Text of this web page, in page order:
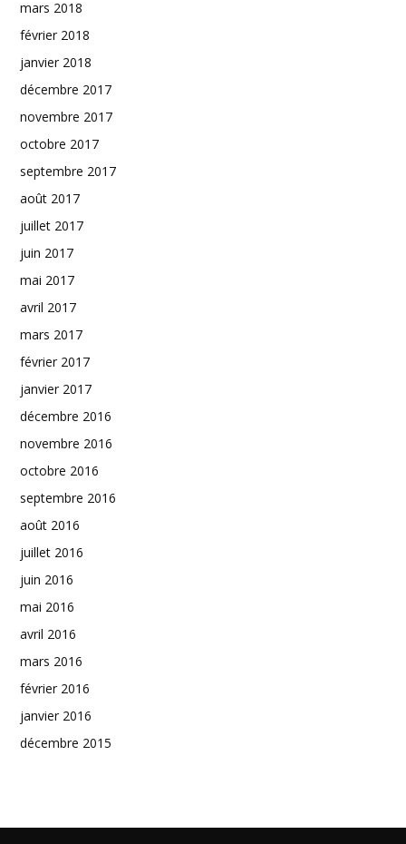
mars 2018
février 2018
janvier 2018
décembre 2017
novembre 2017
octobre 2017
septembre 2017
août 2017
juillet 2017
juin 2017
mai 2017
avril 2017
mars 2017
février 2017
janvier 2017
décembre 2016
novembre 2016
octobre 2016
septembre 2016
août 2016
juillet 2016
juin 2016
mai 2016
avril 2016
mars 2016
février 2016
janvier 2016
décembre 2015